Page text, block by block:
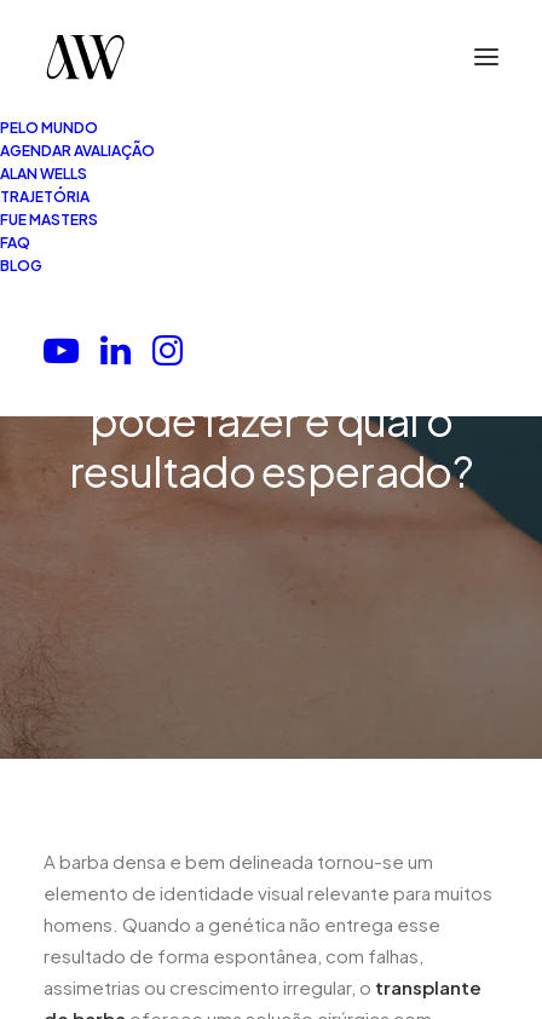
PELO MUNDO
AGENDAR AVALIAÇÃO
ALAN WELLS
TRAJETÓRIA
FUE MASTERS
FAQ
BLOG
como funciona, quem
pode fazer e qual o
resultado esperado?
A barba densa e bem delineada tornou-se um
elemento de identidade visual relevante para muitos
homens. Quando a genética não entrega esse
resultado de forma espontânea, com falhas,
assimetrias ou crescimento irregular, o transplante